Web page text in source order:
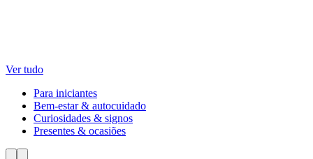
Ver tudo
Para iniciantes
Bem-estar & autocuidado
Curiosidades & signos
Presentes & ocasiões